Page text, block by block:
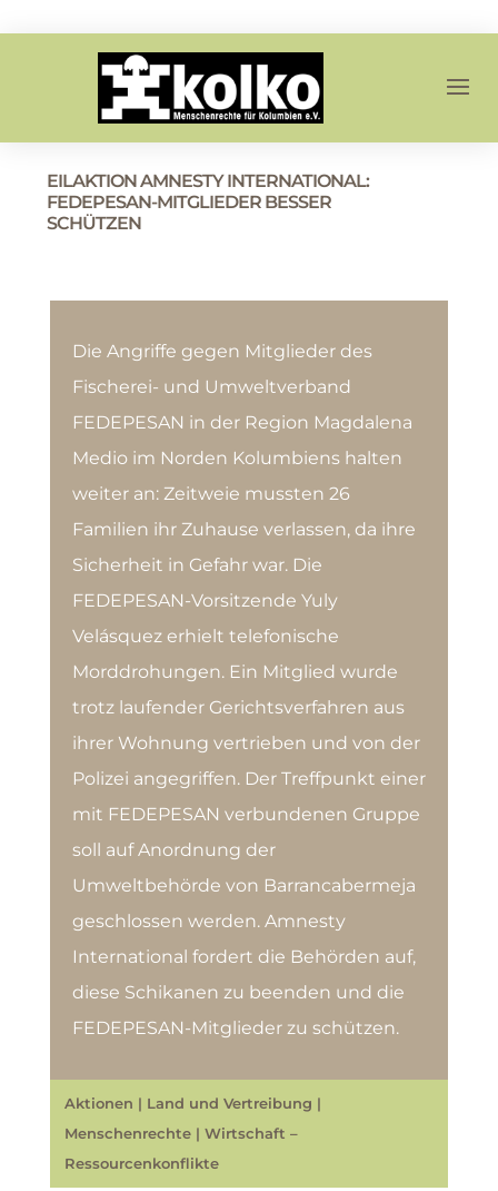
EILAKTION AMNESTY INTERNATIONAL:
FEDEPESAN-MITGLIEDER BESSER
SCHÜTZEN
Die Angriffe gegen Mitglieder des
Fischerei- und Umweltverband
FEDEPESAN in der Region Magdalena
Medio im Norden Kolumbiens halten
weiter an: Zeitweie mussten 26
Familien ihr Zuhause verlassen, da ihre
Sicherheit in Gefahr war. Die
FEDEPESAN-Vorsitzende Yuly
Velásquez erhielt telefonische
Morddrohungen. Ein Mitglied wurde
trotz laufender Gerichtsverfahren aus
ihrer Wohnung vertrieben und von der
Polizei angegriffen. Der Treffpunkt einer
mit FEDEPESAN verbundenen Gruppe
soll auf Anordnung der
Umweltbehörde von Barrancabermeja
geschlossen werden. Amnesty
International fordert die Behörden auf,
diese Schikanen zu beenden und die
FEDEPESAN-Mitglieder zu schützen.
Aktionen | Land und Vertreibung |
Menschenrechte| Wirtschaft –
Ressourcenkonflikte